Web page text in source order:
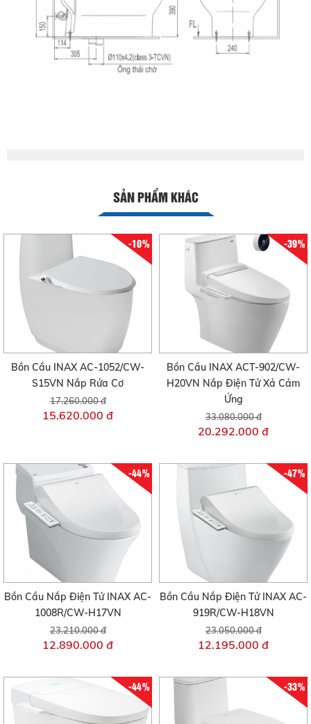
SẢN PHẨM KHÁC
-10%
Bồn Cầu INAX AC-1052/CW-
S15VN Nắp Rửa Cơ
17.260.000 đ
15.620.000 đ
-39%
Bồn Cầu INAX ACT-902/CW-
H20VN Nắp Điện Tử Xả Cảm
Ứng
33.080.000 đ
20.292.000 đ
-44%
Bồn Cầu Nắp Điện Tử INAX AC-
1008R/CW-H17VN
23.210.000 đ
12.890.000 đ
-47%
Bồn Cầu Nắp Điện Tử INAX AC-
919R/CW-H18VN
23.050.000 đ
12.195.000 đ
-44% -33%